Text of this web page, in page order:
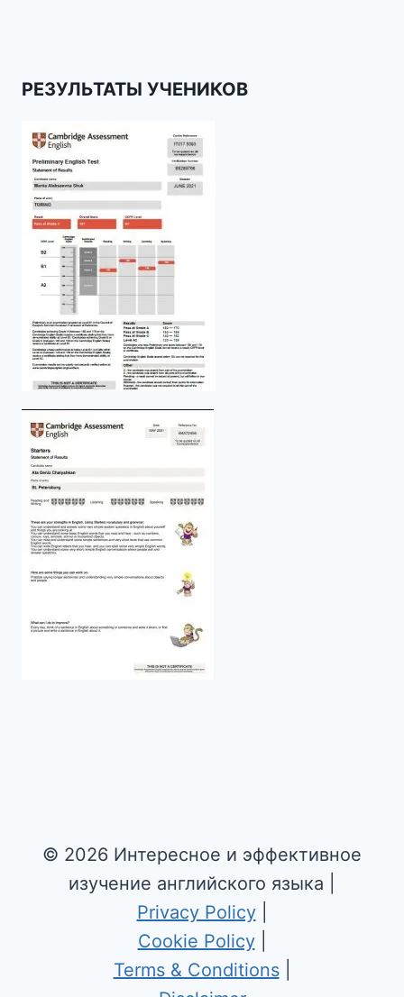
РЕЗУЛЬТАТЫ УЧЕНИКОВ
© 2026 Интересное и эффективное
изучение английского языка |
Privacy Policy|
Cookie Policy|
Terms & Conditions|